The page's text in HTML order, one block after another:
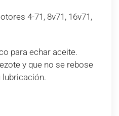
4-71, 8v71, 16v71,
para echar aceite.
y que no se rebose
lubricación.